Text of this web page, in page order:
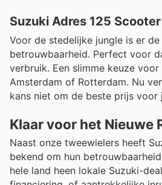
Suzuki Adres 125
Voor de stedelijke jungle is er
betrouwbaarheid. Perfect voor
verbruik. Een slimme keuze
Amsterdam of Rotterdam. Nu
kans niet om de beste prijs
Klaar voor het Nieuwe
Naast onze tweewielers heeft
bekend om hun
hele land heen lokale Suzuki-